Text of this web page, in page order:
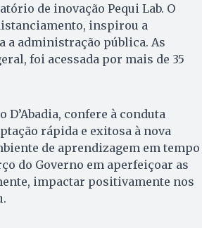
de inovação Pequi Lab. O
inspirou a
a administração pública. As
foi acessada por mais de 35
confere à conduta
rápida e exitosa à nova
de aprendizagem em tempo
do Governo em aperfeiçoar as
impactar positivamente nos